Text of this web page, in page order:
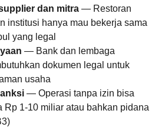
dan mitra — Restoran
institusi hanya mau bekerja sama
yang legal
— Bank dan lembaga
dokumen legal untuk
usaha
— Operasi tanpa izin bisa
Rp 1-10 miliar atau bahkan pidana